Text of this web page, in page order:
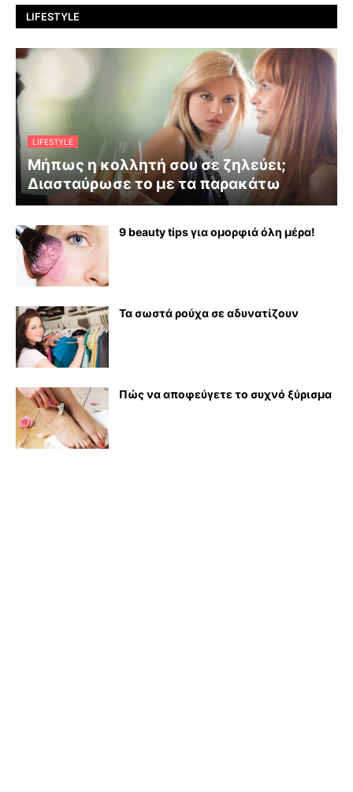
LIFESTYLE
LIFESTYLE
Μήπως η κολλητή σου σε ζηλεύει;
Διασταύρωσε το με τα παρακάτω
9 beauty tips για ομορφιά όλη μέρα!
Τα σωστά ρούχα σε αδυνατίζουν
Πώς να αποφεύγετε το συχνό ξύρισμα